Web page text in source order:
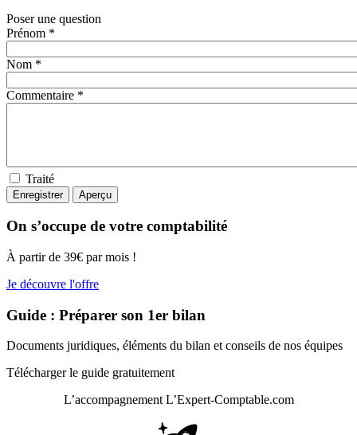
Poser une question
Prénom *
Nom *
Commentaire *
Traité
On s’occupe de votre comptabilité
À partir de 39€ par mois !
Je découvre l'offre
Guide : Préparer son 1er bilan
Documents juridiques, éléments du bilan et conseils de nos équipes
Télécharger le guide gratuitement
L’accompagnementL’Expert-Comptable.com